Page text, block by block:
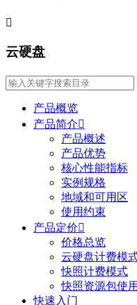

云硬盘
产品概览
产品简介
产品概述
产品优势
核心性能指标
实例规格
地域和可用区
使用约束
产品定价
价格总览
云硬盘计费模
快照计费模式
快照资源包使
快速入门